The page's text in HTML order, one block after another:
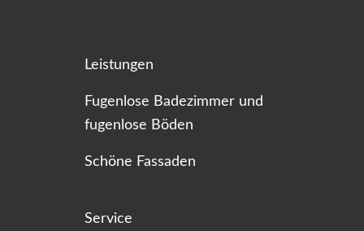
Leistungen
Fugenlose Badezimmer und
fugenlose Böden
Schöne Fassaden
Service